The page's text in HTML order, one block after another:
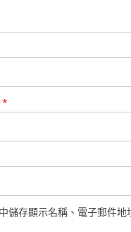
*
中儲存顯示名稱、電子郵件地